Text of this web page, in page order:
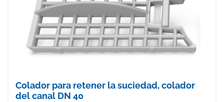
Colador para retener la suciedad, colador
del canal DN 40